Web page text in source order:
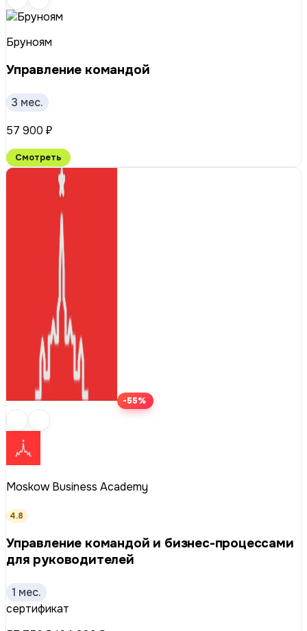
Бруноям
Управление командой
3 мес.
57 900 ₽
Смотреть
-55%
Moskow Business Academy
4.8
Управление командой и бизнес-процессами
для руководителей
1 мес.
сертификат